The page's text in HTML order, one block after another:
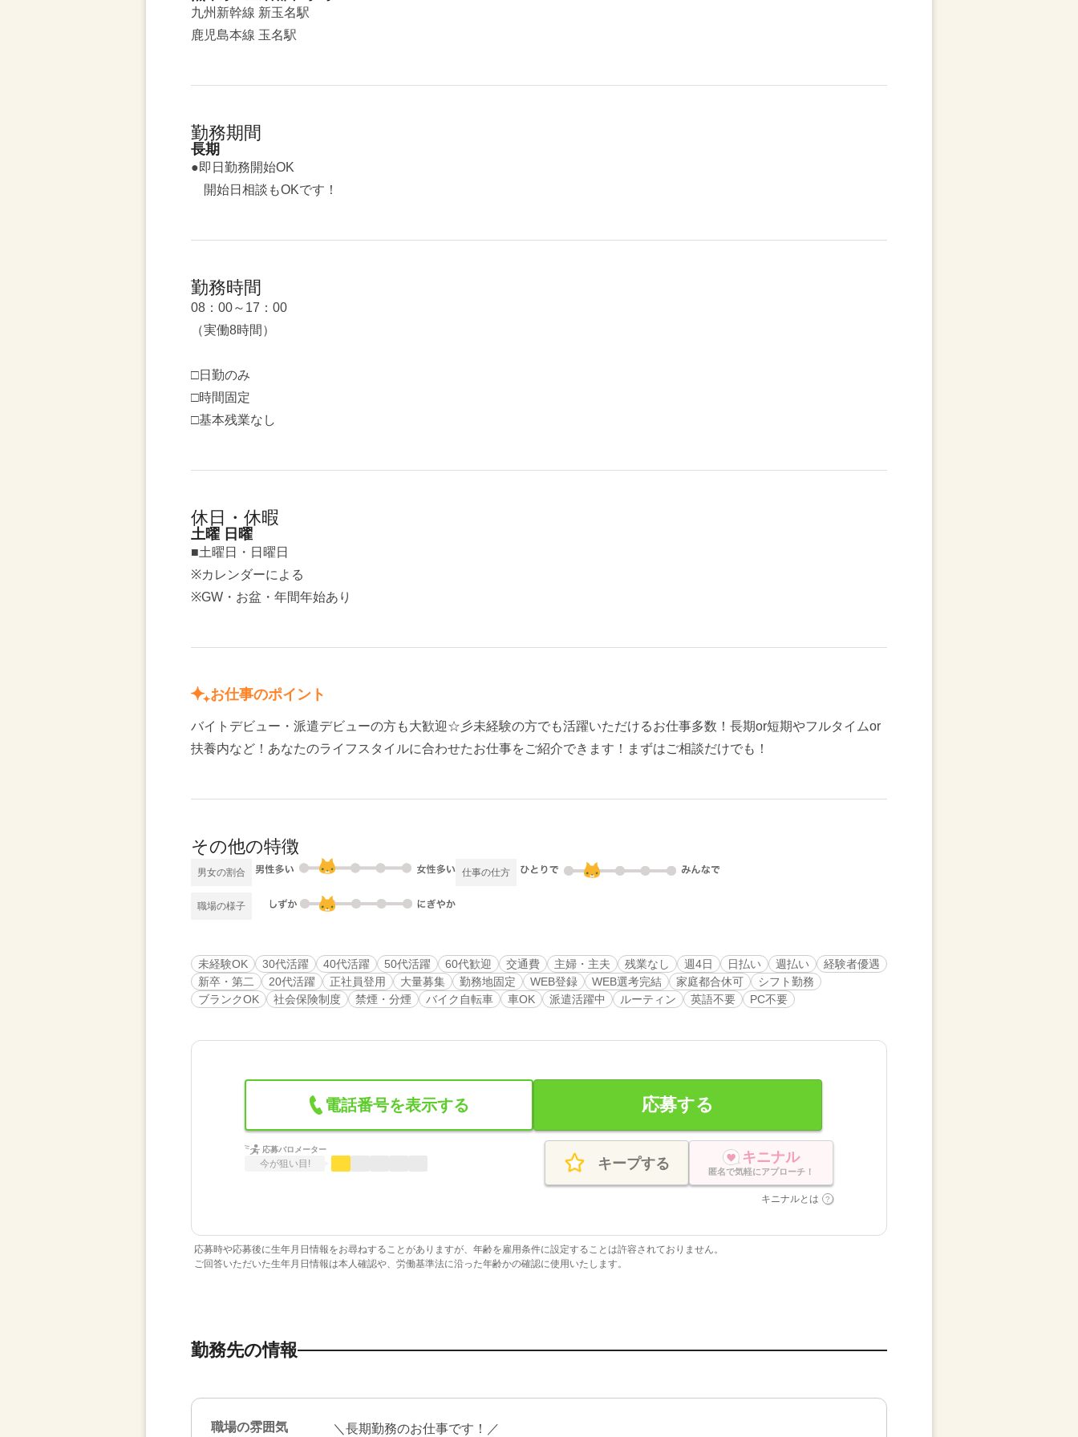
九州新幹線 新玉名駅
鹿児島本線 玉名駅
勤務期間
長期
●即日勤務開始OK
開始日相談もOKです！
勤務時間
08：00～17：00
（実働8時間）
□日勤のみ
□時間固定
□基本残業なし
休日・休暇
土曜 日曜
■土曜日・日曜日
※カレンダーによる
※GW・お盆・年間年始あり
お仕事のポイント
バイトデビュー・派遣デビューの方も大歓迎☆彡未経験の方でも活躍いただけるお仕事多数！長期or短期やフルタイムor
扶養内など！あなたのライフスタイルに合わせたお仕事をご紹介できます！まずはご相談だけでも！
その他の特徴
男女の割合 仕事の仕方
職場の様子
未経験OK 30代活躍 40代活躍 50代活躍 60代歓迎 交通費 主婦・主夫 残業なし 週4日 日払い 週払い
経験者優遇
新卒・第二
20代活躍 正社員登用 大量募集 勤務地固定 WEB登録 WEB選考完結 家庭都合休可
シフト勤務
ブランクOK
社会保険制度 禁煙・分煙 バイク自転車 車OK 派遣活躍中 ルーティン 英語不要 PC不要
電話番号を表示する 応募する
応募バロメーター
今が狙い目! キープする キニナル
匿名で気軽にアプローチ！
キニナルとは
応募時や応募後に生年月日情報をお尋ねすることがありますが、年齢を雇用条件に設定することは許容されておりません。
ご回答いただいた生年月日情報は本人確認や、労働基準法に沿った年齢かの確認に使用いたします。
勤務先の情報
職場の雰囲気 ＼長期勤務のお仕事です！／